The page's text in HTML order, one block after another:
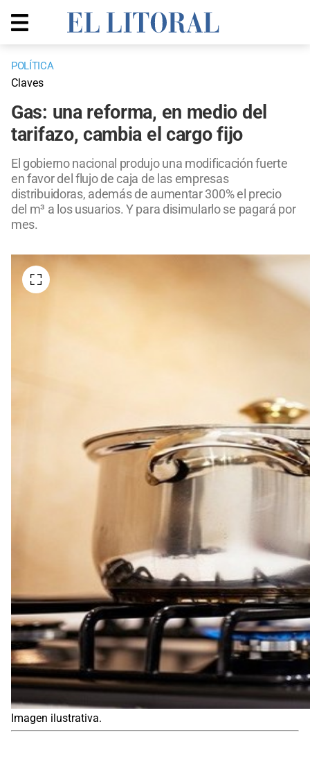
POLÍTICA
Claves
Gas: una reforma, en medio del
tarifazo, cambia el cargo fijo
El gobierno nacional produjo una modificación fuerte
en favor del flujo de caja de las empresas
distribuidoras, además de aumentar 300% el precio
del m³ a los usuarios. Y para disimularlo se pagará por
mes.
Imagen ilustrativa.